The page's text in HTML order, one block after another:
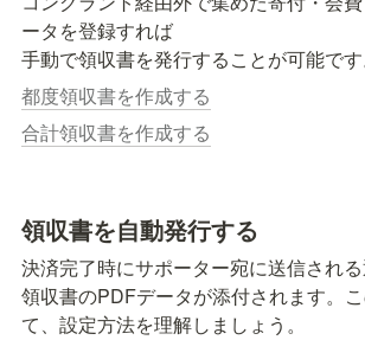
ータを登録すれば
手動で領収書を発行することが可能です
都度領収書を作成する
合計領収書を作成する
領収書を自動発行する
決済完了時にサポーター宛に送信される
領収書のPDFデータが添付されます。
て、設定方法を理解しましょう。